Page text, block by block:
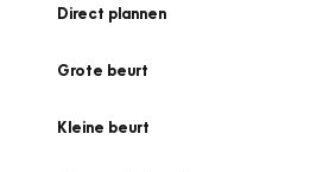
Direct plannen
Grote beurt
Kleine beurt